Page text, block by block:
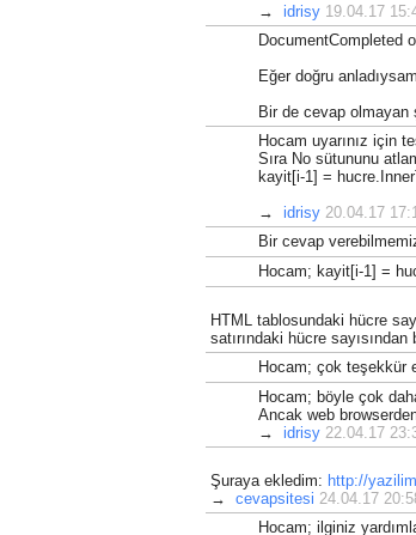
//
//
//
}
        dt
}
// Olay
//
// Örneğin
}
→ idrisy 19.04.17
DocumentCompleted
Eğer doğru
Bir de cevap
Hocam uyarınız için
Sıra No sütununu
kayit[i-1] =
→ idrisy 20.04.17
Bir cevap
Hocam; kayit[i-1] =
HTML tablosundaki hücre
satırındaki hücre
Hocam; çok teşekkür
Hocam; böyle çok
Ancak web
→ idrisy 22.04.17
Şuraya ekledim: http://
→ cevapsitesi 24.04.17
Hocam; ilginiz